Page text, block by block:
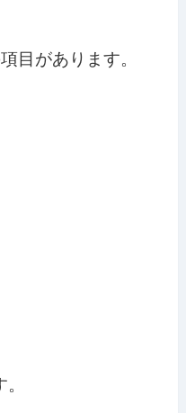
目があります。